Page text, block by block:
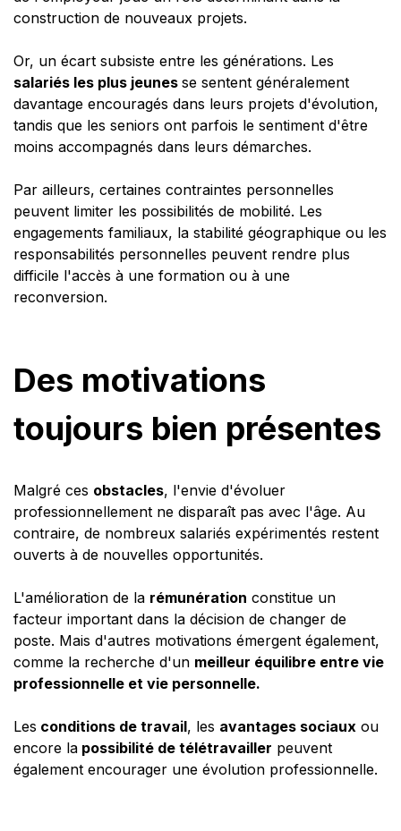
construction de nouveaux projets.
Or, un écart subsiste entre les générations. Les
salariés les plus jeunes se sentent généralement
davantage encouragés dans leurs projets d'évolution,
tandis que les seniors ont parfois le sentiment d'être
moins accompagnés dans leurs démarches.
Par ailleurs, certaines contraintes personnelles
peuvent limiter les possibilités de mobilité. Les
engagements familiaux, la stabilité géographique ou les
responsabilités personnelles peuvent rendre plus
difficile l'accès à une formation ou à une
reconversion.
Des motivations
toujours bien présentes
Malgré ces obstacles, l'envie d'évoluer
professionnellement ne disparaît pas avec l'âge. Au
contraire, de nombreux salariés expérimentés restent
ouverts à de nouvelles opportunités.
L'amélioration de la rémunération constitue un
facteur important dans la décision de changer de
poste. Mais d'autres motivations émergent également,
comme la recherche d'un meilleur équilibre entre vie
professionnelle et vie personnelle.
Les conditions de travail, les avantages sociaux ou
encore la possibilité de télétravailler peuvent
également encourager une évolution professionnelle.